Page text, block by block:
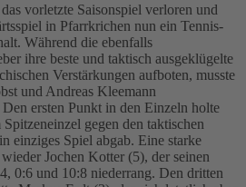
vorletzte Saisonspiel verloren und
in Pfarrkrichen nun ein Tennis-
Während die ebenfalls
ihre beste und taktisch ausgeklügelte
Verstärkungen aufboten, musste
und Andreas Kleemann
Den ersten Punkt in den Einzeln holte
gegen den taktischen
einziges Spiel abgab. Eine starke
Jochen Kotter (5), der seinen
0:6 und 10:8 niederrang. Den dritten